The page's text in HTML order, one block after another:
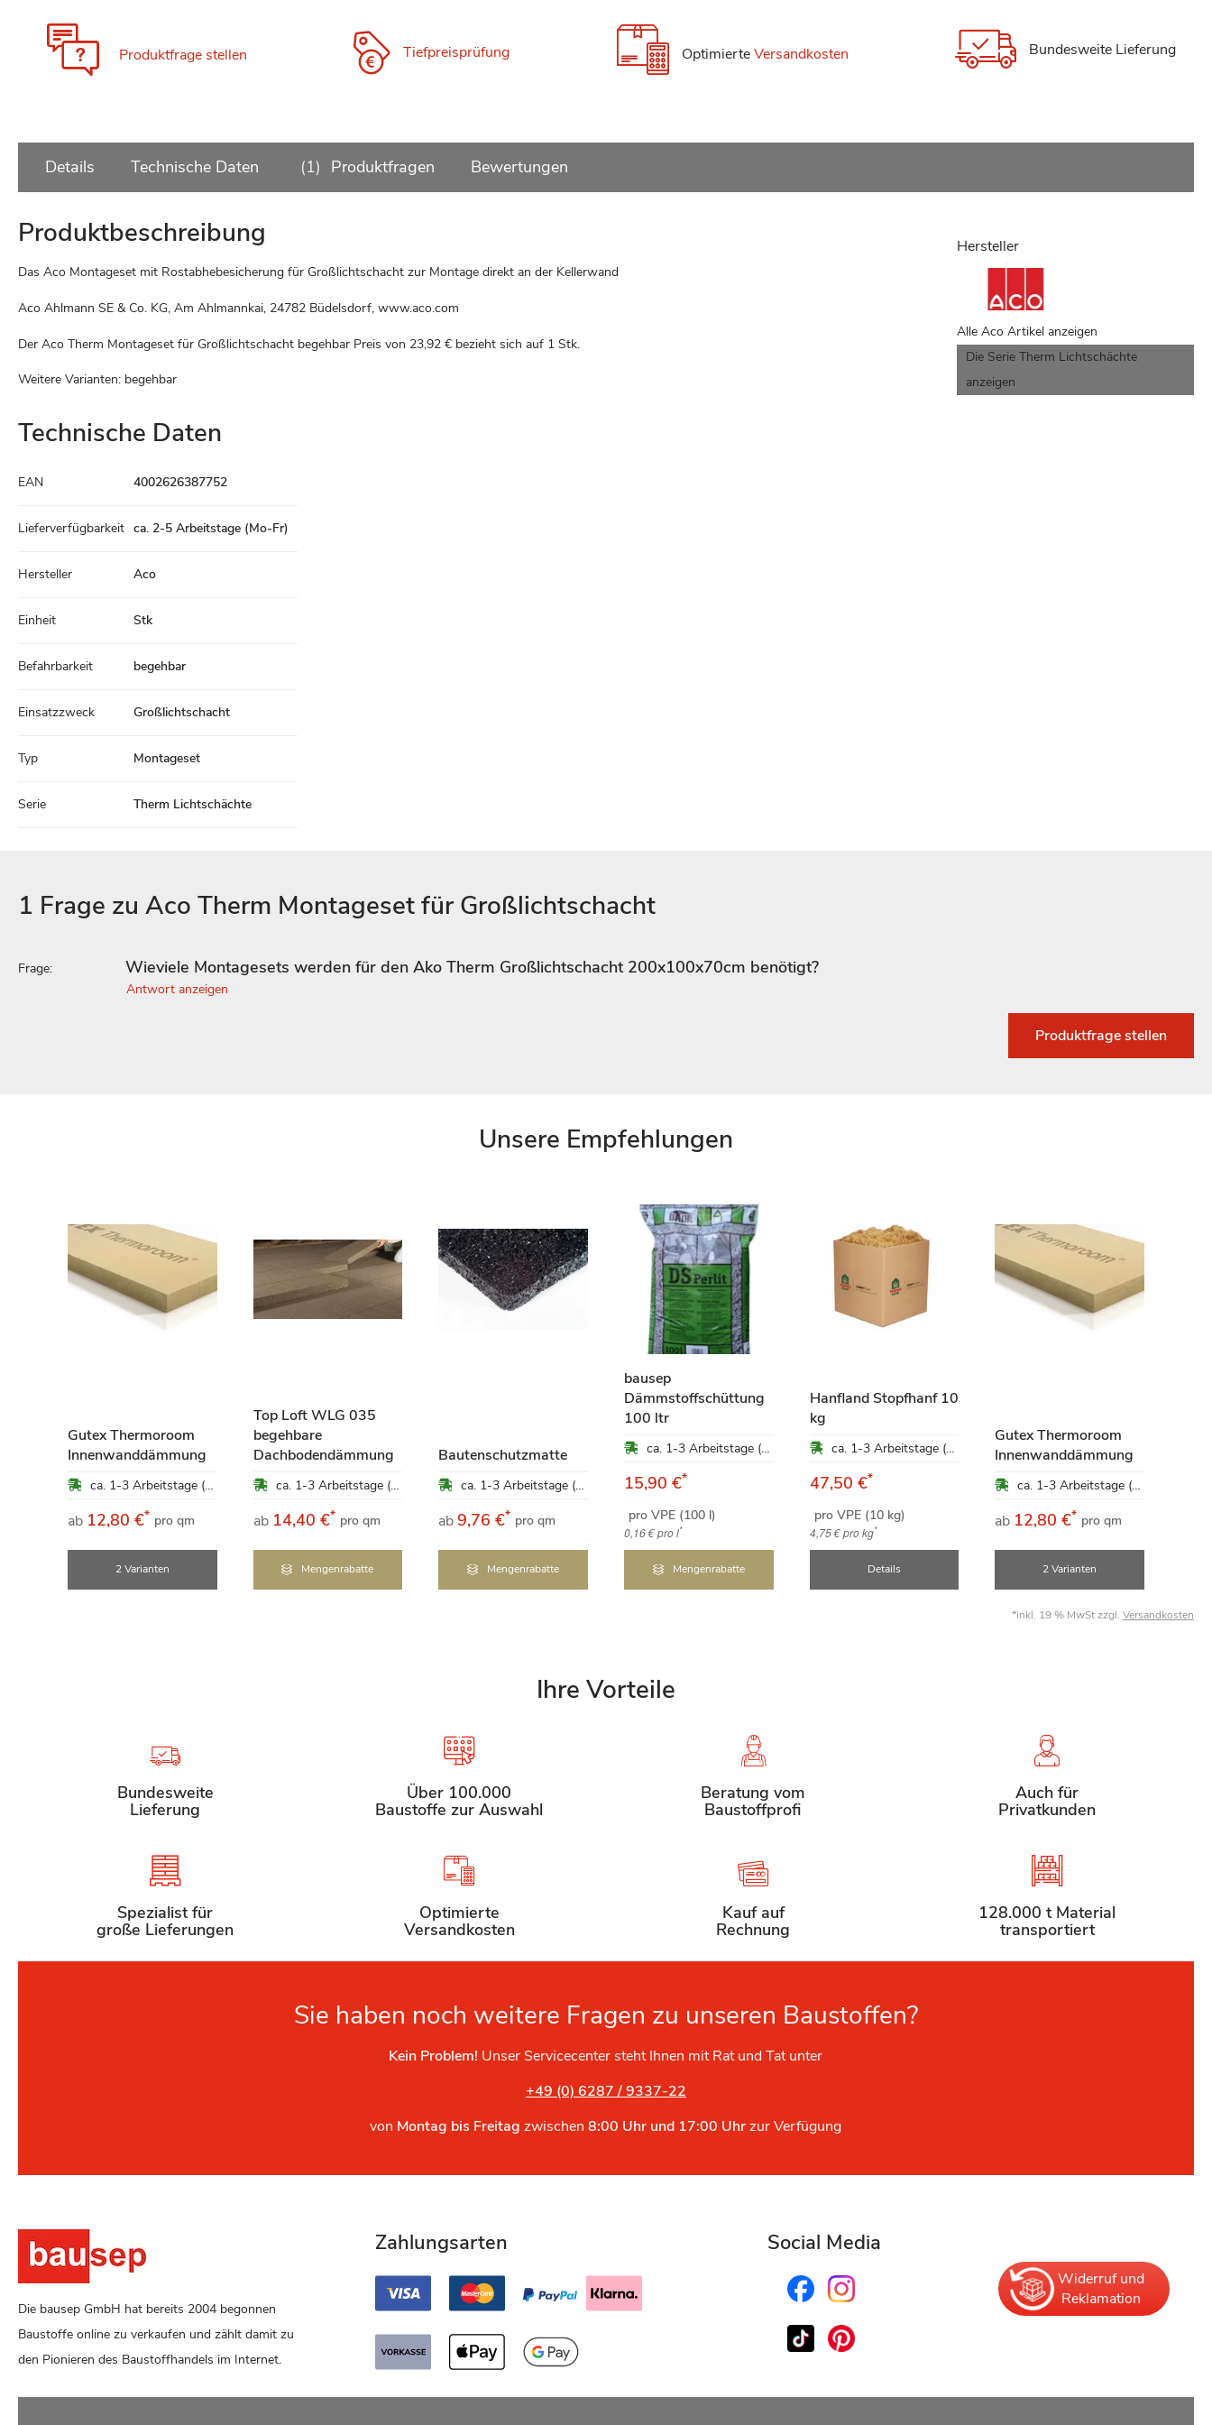
Produktfrage stellen Tiefpreisprüfung OptimierteVersandkosten Bundesweite Lieferung
Details Technische Daten 1 Produktfragen Bewertungen
Hersteller
Alle Aco Artikel anzeigen
Die Serie Therm Lichtschächte
anzeigen
Produktbeschreibung
Das Aco Montageset mit Rostabhebesicherung für Großlichtschacht zur Montage direkt an der Kellerwand
Aco Ahlmann SE & Co. KG, Am Ahlmannkai, 24782 Büdelsdorf, www.aco.com
Der Aco Therm Montageset für Großlichtschacht begehbar Preis von 23,92 € bezieht sich auf 1 Stk.
Weitere Varianten: begehbar
Technische Daten
Daten
EAN 4002626387752
Lieferverfügbarkeit ca. 2-5 Arbeitstage (Mo-Fr)
Hersteller Aco
Einheit Stk
Befahrbarkeit begehbar
Einsatzzweck Großlichtschacht
Typ Montageset
Serie Therm Lichtschächte
1 Frage zu Aco Therm Montageset für Großlichtschacht
Frage: Wieviele Montagesets werden für den Ako Therm Großlichtschacht 200x100x70cm benötigt?
Antwort anzeigen
Produktfrage stellen
Unsere Empfehlungen
Gutex Thermoroom
Innenwanddämmung
ca. 1-3 Arbeitstage (Mo-Fr)
ab 12,80 €* pro qm
2 Varianten
Top Loft WLG 035
begehbare
Dachbodendämmung
ca. 1-3 Arbeitstage (Mo-Fr)
ab 14,40 €* pro qm
Mengenrabatte
Bautenschutzmatte
ca. 1-3 Arbeitstage (Mo-Fr)
ab9,76 €* pro qm
Mengenrabatte
bausep
Dämmstoffschüttung
100 ltr
ca. 1-3 Arbeitstage (Mo-Fr)
15,90 €*
pro VPE (100 l)
0,16 €pro l*
Mengenrabatte
Hanfland Stopfhanf 10
kg
ca. 1-3 Arbeitstage (Mo-Fr)
47,50 €*
pro VPE (10 kg)
4,75 €pro kg*
Details
Gutex Thermoroom
Innenwanddämmung
ca. 1-3 Arbeitstage (Mo-Fr)
ab 12,80 €* pro qm
2 Varianten
*inkl. 19 % MwSt zzgl. Versandkosten
Ihre Vorteile
Bundesweite
Lieferung
Über 100.000
Baustoffe zur Auswahl
Beratung vom
Baustoffprofi
Auch für
Privatkunden
Spezialist für
große Lieferungen
Optimierte
Versandkosten
Kauf auf
Rechnung
128.000 t Material
transportiert
Sie haben noch weitere Fragen zu unseren Baustoffen?
Kein Problem! Unser Servicecenter steht Ihnen mit Rat und Tat unter
+49 (0) 6287 / 9337-22
von Montag bis Freitag zwischen8:00 Uhr und 17:00 Uhrzur Verfügung
Die bausep GmbH hat bereits 2004 begonnen
Baustoffe online zu verkaufen und zählt damit zu
den Pionieren des Baustoffhandels im Internet.
Zahlungsarten Social Media
Widerruf und
Reklamation